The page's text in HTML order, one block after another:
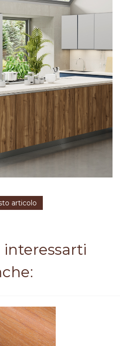
articolo